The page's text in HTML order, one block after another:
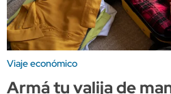
Viaje económico
Armá tu valija de